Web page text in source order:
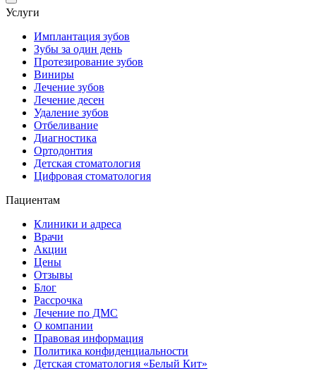
Услуги
Имплантация зубов
Зубы за один день
Протезирование зубов
Виниры
Лечение зубов
Лечение десен
Удаление зубов
Отбеливание
Диагностика
Ортодонтия
Детская стоматология
Цифровая стоматология
Пациентам
Клиники и адреса
Врачи
Акции
Цены
Отзывы
Блог
Рассрочка
Лечение по ДМС
О компании
Правовая информация
Политика конфиденциальности
Детская стоматология «Белый Кит»